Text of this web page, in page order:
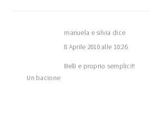
manuela e silvia dice
8 Aprile 2010 alle 10:26
Belli e proprio semplici!!
Un bacione